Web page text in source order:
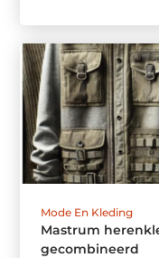
Mode En Kleding
Mastrum
gecombineerd